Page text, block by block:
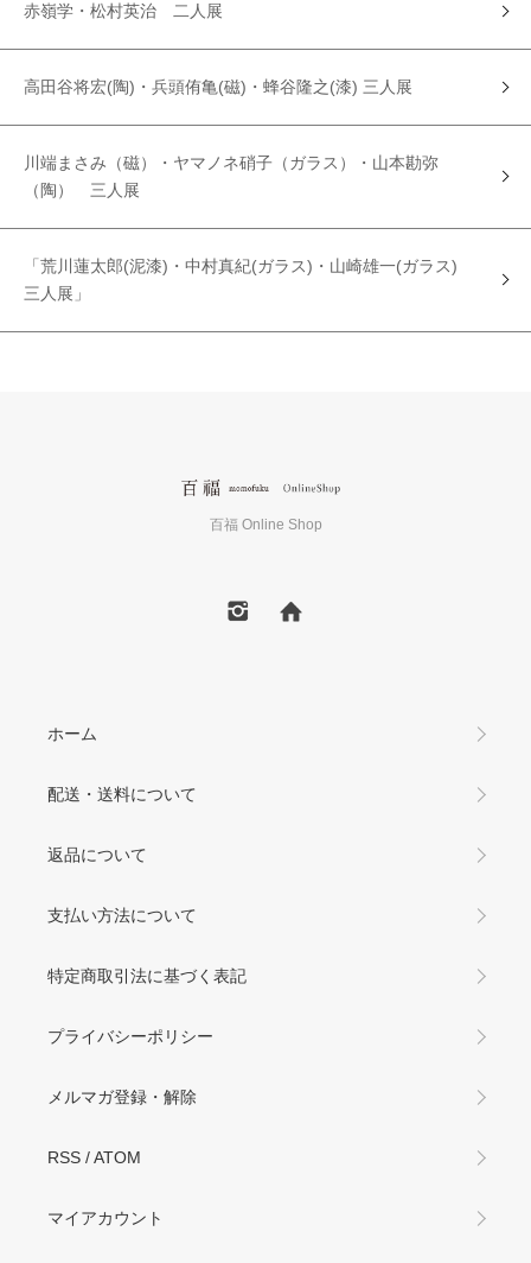
赤嶺学・松村英治 二人展
高田谷将宏(陶)・兵頭侑亀(磁)・蜂谷隆之(漆) 三人展
川端まさみ（磁）・ヤマノネ硝子（ガラス）・山本勘弥
（陶） 三人展
「荒川蓮太郎(泥漆)・中村真紀(ガラス)・山崎雄一(ガラス)
三人展」
百福 Online Shop
ホーム
配送・送料について
返品について
支払い方法について
特定商取引法に基づく表記
プライバシーポリシー
メルマガ登録・解除
RSS /ATOM
マイアカウント